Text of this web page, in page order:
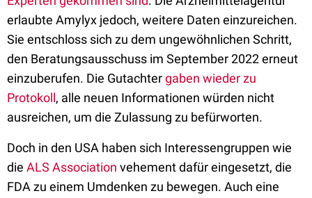
erlaubte Amylyx jedoch, weitere Daten einzureichen.
Sie entschloss sich zu dem ungewöhnlichen Schritt,
den Beratungsausschuss im September 2022 erneut
einzuberufen. Die Gutachtergaben wieder zu
Protokoll, alle neuen Informationen würden nicht
ausreichen, um die Zulassung zu befürworten.
Doch in den USA haben sich Interessengruppen wie
die ALS Association vehement dafür eingesetzt, die
FDA zu einem Umdenken zu bewegen. Auch eine